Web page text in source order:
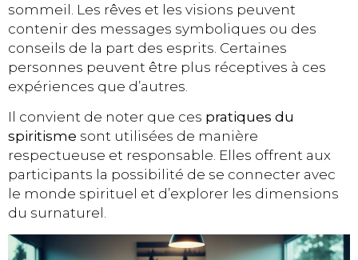
sommeil. Les rêves et les visions peuvent
contenir des messages symboliques ou des
conseils de la part des esprits. Certaines
personnes peuvent être plus réceptives à ces
expériences que d’autres.
Il convient de noter que ces pratiques du
spiritisme sont utilisées de manière
respectueuse et responsable. Elles offrent aux
participants la possibilité de se connecter avec
le monde spirituel et d’explorer les dimensions
du surnaturel.